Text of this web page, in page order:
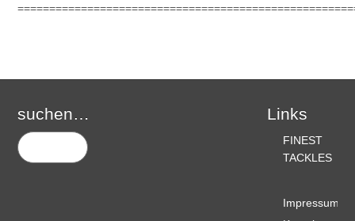
suchen…. Links
FINEST
TACKLES
Impressum